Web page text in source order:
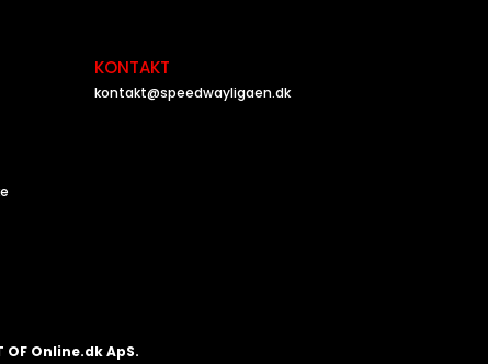
KONTAKT
kontakt@speedwayligaen.dk
OF Online.dk ApS.